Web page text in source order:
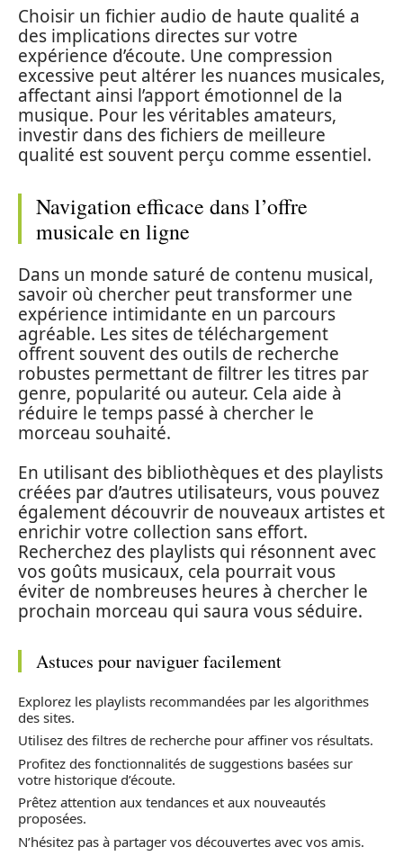
Choisir un fichier audio de haute qualité a
des implications directes sur votre
expérience d’écoute. Une compression
excessive peut altérer les nuances musicales,
affectant ainsi l’apport émotionnel de la
musique. Pour les véritables amateurs,
investir dans des fichiers de meilleure
qualité est souvent perçu comme essentiel.
Navigation efficace dans l’offre
musicale en ligne
Dans un monde saturé de contenu musical,
savoir où chercher peut transformer une
expérience intimidante en un parcours
agréable. Les sites de téléchargement
offrent souvent des outils de recherche
robustes permettant de filtrer les titres par
genre, popularité ou auteur. Cela aide à
réduire le temps passé à chercher le
morceau souhaité.
En utilisant des bibliothèques et des playlists
créées par d’autres utilisateurs, vous pouvez
également découvrir de nouveaux artistes et
enrichir votre collection sans effort.
Recherchez des playlists qui résonnent avec
vos goûts musicaux, cela pourrait vous
éviter de nombreuses heures à chercher le
prochain morceau qui saura vous séduire.
Astuces pour naviguer facilement
Explorez les playlists recommandées par les algorithmes
des sites.
Utilisez des filtres de recherche pour affiner vos résultats.
Profitez des fonctionnalités de suggestions basées sur
votre historique d’écoute.
Prêtez attention aux tendances et aux nouveautés
proposées.
N’hésitez pas à partager vos découvertes avec vos amis.